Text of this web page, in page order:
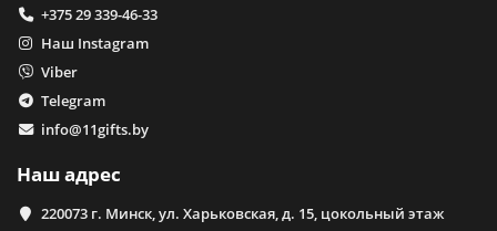
+375 29 339-46-33
Наш Instagram
Viber
Telegram
info@11gifts.by
Наш адрес
220073 г. Минск, ул. Харьковская, д. 15, цокольный этаж